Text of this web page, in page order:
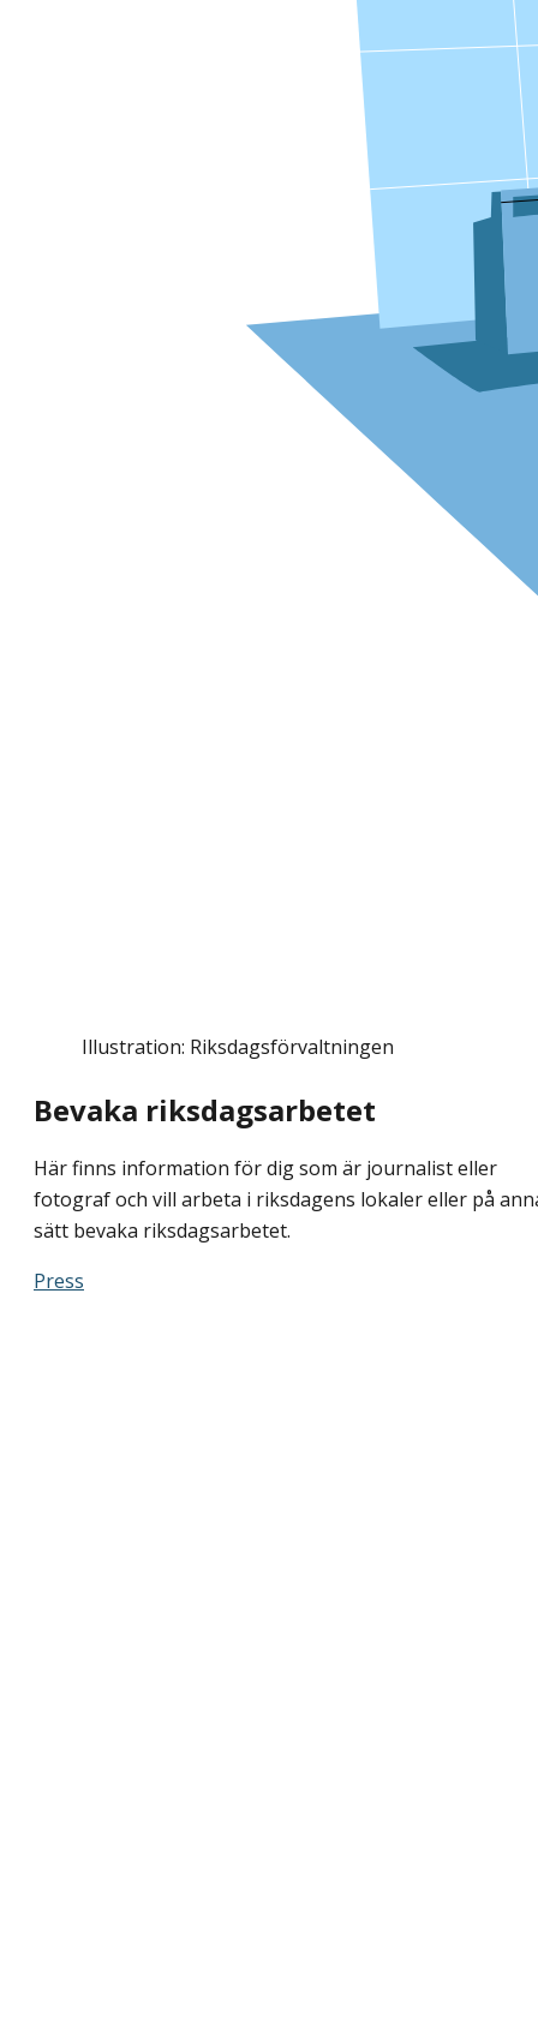
Illustration: Riksdagsförvaltningen
Bevaka riksdagsarbetet
Här finns information för dig som är journalist eller
fotograf och vill arbeta i riksdagens lokaler eller på
sätt bevaka riksdagsarbetet.
Press